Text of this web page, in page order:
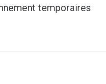
temporaires